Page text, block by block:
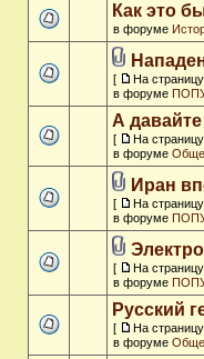
Как это
в форуме
[ На
в форуме
А
[ На
в форуме
Иран
[ На
в форуме
[ На
в форуме
Русский
[ На
в форуме